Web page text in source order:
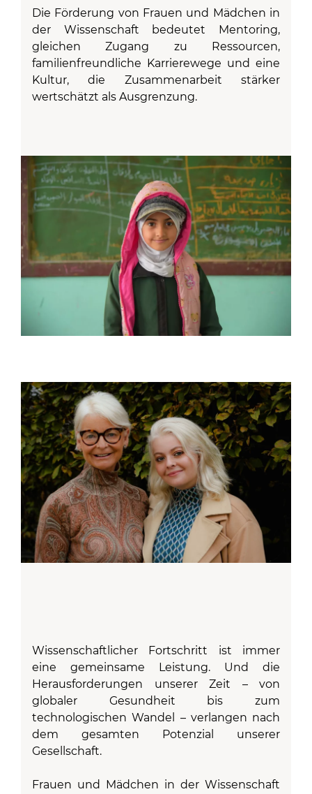
Die Förderung von Frauen und Mädchen in
der Wissenschaft bedeutet Mentoring,
gleichen Zugang zu Ressourcen,
familienfreundliche Karrierewege und eine
Kultur, die Zusammenarbeit stärker
wertschätzt als Ausgrenzung.
Wissenschaftlicher Fortschritt ist immer
eine gemeinsame Leistung. Und die
Herausforderungen unserer Zeit – von
globaler Gesundheit bis zum
technologischen Wandel – verlangen nach
dem gesamten Potenzial unserer
Gesellschaft.
Frauen und Mädchen in der Wissenschaft